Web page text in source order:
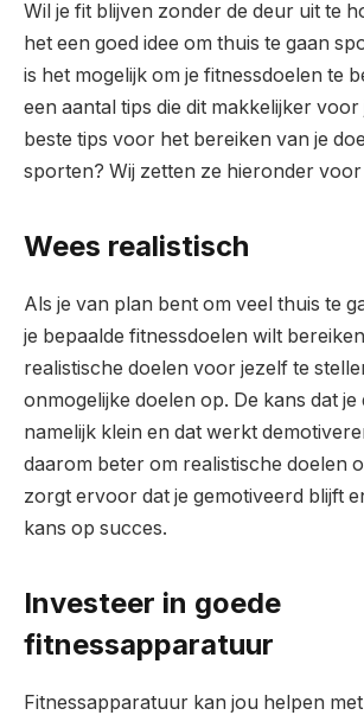
Wil je fit blijven zonder de deur uit te
het een goed idee om thuis te gaan
is het mogelijk om je fitnessdoelen te
een aantal tips die dit makkelijker voor
beste tips voor het bereiken van je
sporten? Wij zetten ze hieronder voor
Wees realistisch
Als je van plan bent om veel thuis te
je bepaalde fitnessdoelen wilt
realistische doelen voor jezelf te
onmogelijke doelen op. De kans dat je
namelijk klein en dat werkt
daarom beter om realistische doelen
zorgt ervoor dat je gemotiveerd blijft
kans op succes.
Investeer in goede
fitnessapparatuur
Fitnessapparatuur kan jou helpen